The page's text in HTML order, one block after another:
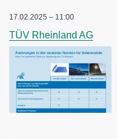
17.02.2025 – 11:00
TÜV Rheinland AG